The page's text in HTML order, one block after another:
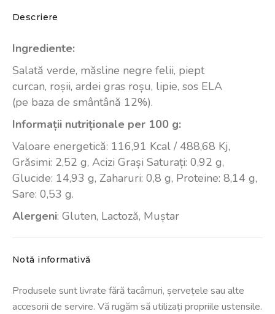
Descriere
Ingrediente:
Salată verde, măsline negre felii, piept
curcan, roșii, ardei gras roșu, lipie, sos ELA
(pe baza de smântână 12%).
Informații nutriționale per 100 g:
Valoare energetică: 116,91 Kcal / 488,68 Kj,
Grăsimi: 2,52 g, Acizi Grași Saturați: 0,92 g,
Glucide: 14,93 g, Zaharuri: 0,8 g, Proteine: 8,14 g,
Sare: 0,53 g.
Alergeni: Gluten, Lactoză, Muștar
Notă informativă
Produsele sunt livrate fără tacâmuri, șervețele sau alte
accesorii de servire. Vă rugăm să utilizați propriile ustensile.